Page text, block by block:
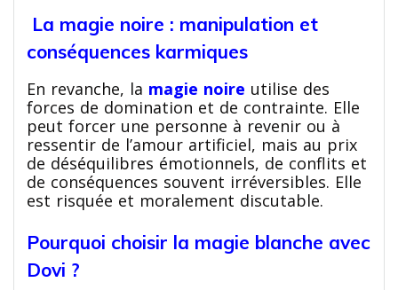
La magie noire : manipulation et
conséquences karmiques
En revanche, la magie noire utilise des
forces de domination et de contrainte. Elle
peut forcer une personne à revenir ou à
ressentir de l’amour artificiel, mais au prix
de déséquilibres émotionnels, de conflits et
de conséquences souvent irréversibles. Elle
est risquée et moralement discutable.
Pourquoi choisir la magie blanche avec
Dovi ?